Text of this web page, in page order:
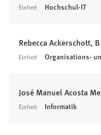
Einheit Hochschul-IT
Rebecca Ackerschott,
Einheit Organisations-
José Manuel Acosta
Einheit Informatik